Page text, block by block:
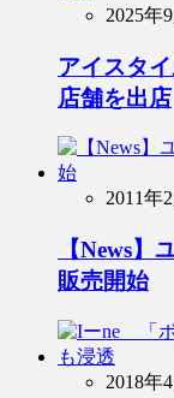
2025年
アイスタ
店舗を出店
2011年
【News
販売開始
2018年